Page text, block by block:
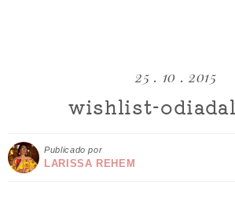
25 . 10 . 2015
wishlist-
Publicado por
LARISSA REHEM